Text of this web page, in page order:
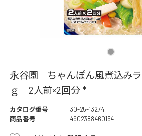
永谷園 ちゃんぽん風煮込みラ
ｇ 2人前×2回分 *
カタログ番号
30-25-13274
商品番号
4902388460154